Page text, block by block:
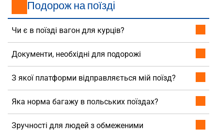
Подорож на поїзді
Чи є в поїзді вагон для курців?
Документи, необхідні для подорожі
З якої платформи відправляється мій поїзд?
Яка норма багажу в польських поїздах?
Зручності для людей з обмеженими